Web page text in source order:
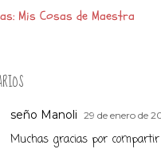
Mis Cosas de Maestra
seño Manoli 29 de enero de
Muchas gracias por